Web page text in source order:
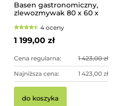
Basen gastronomiczny,
zlewozmywak 80 x 60 x
4 oceny
1 199,00 zł
Cena regularna: 1 423,00 zł
Najniższa cena: 1 423,00 zł
do koszyka